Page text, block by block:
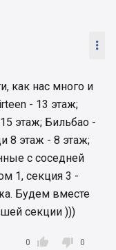

как нас много и
- 13 этаж;
этаж; Бильбао -
8 этаж - 8 этаж;
с соседней
1, секция 3 -
Будем вместе
секции )))

0  0